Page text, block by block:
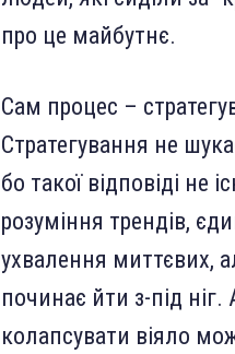
про це майбутнє.
Сам процес –
Стратегування не
бо такої відповіді
розуміння трендів,
ухвалення миттєвих,
починає йти з-під
колапсувати віяло